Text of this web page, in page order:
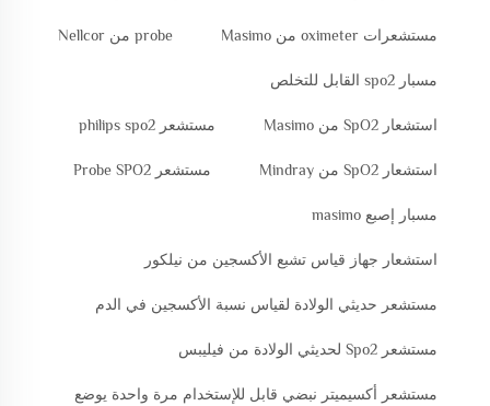
مستشعرات oximeter من Masimo probe من Nellcor
مسبار spo2 القابل للتخلص
استشعار SpO2 من Masimo مستشعر philips spo2
استشعار SpO2 من Mindray مستشعر Probe SPO2
مسبار إصبع masimo
استشعار جهاز قياس تشبع الأكسجين من نيلكور
مستشعر حديثي الولادة لقياس نسبة الأكسجين في الدم
مستشعر Spo2 لحديثي الولادة من فيليبس
مستشعر أكسيميتر نبضي قابل للإستخدام مرة واحدة يوضع